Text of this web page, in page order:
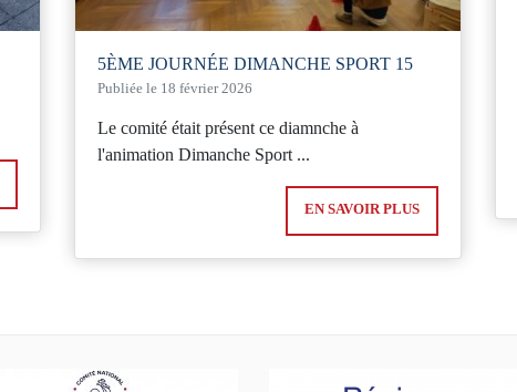
5ÈME JOURNÉE DIMANCHE SPORT 15
Publiée le 18 février 2026
Le comité était présent ce diamnche à
l'animation Dimanche Sport ...
EN SAVOIR PLUS